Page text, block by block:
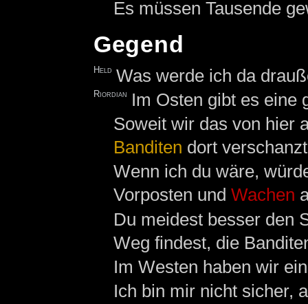
Es müssen Tausende
Gegend
Held Was werde ich da
Riordian
Im Osten gibt es
Soweit wir das von hier
Banditen dort
Wenn ich du wäre,
Vorposten und Wachen
Du meidest besser den
Weg findest, die
Im Westen haben wir
Ich bin mir nicht sicher,